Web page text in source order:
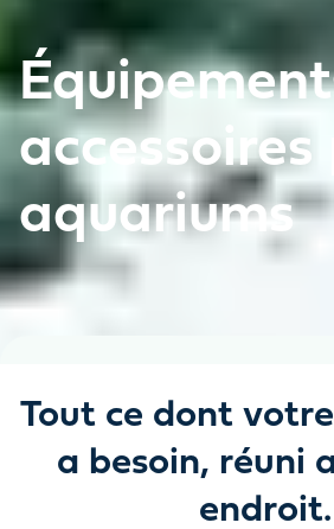
accessoires
aquariums
Tout ce dont
a besoin, réuni
endroit.